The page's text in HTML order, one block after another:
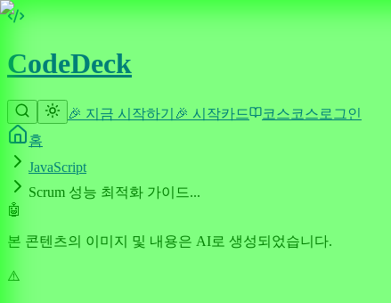
CodeDeck
🎉 지금 시작하기 🎉 시작카드 코스코스 로그인
홈
JavaScript
Scrum 성능 최적화 가이드...
🤖
본 콘텐츠의 이미지 및 내용은 AI로 생성되었습니다.
⚠️